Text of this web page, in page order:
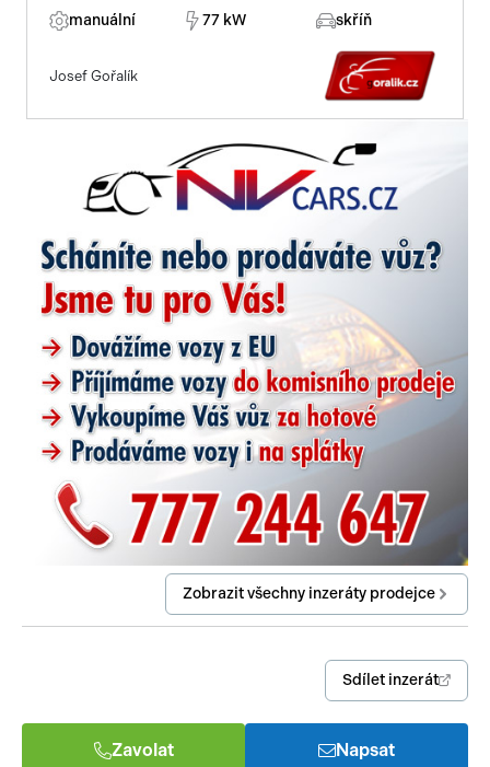
vyhřívaná sedadla
mlhovky
el. okna
centrál dálkový
parkovací senzory zadní
posilovač řízení
stabilizace podvozku (ESP)
ABS
man. klimatizace
venkovní teploměr
parkovací senzory přední
plnohodnotné rezervní kolo
hlasové ovládání palubního počítače
senzor světel
manuální
77 kW skříň
Josef Gořalík
Zobrazit všechny inzeráty prodejce
Sdílet inzerát
Zavolat Napsat